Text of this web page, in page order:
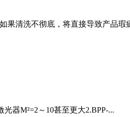
果清洗不彻底，将直接导致产品瑕
器M²=2～10甚至更大2.BPP-...